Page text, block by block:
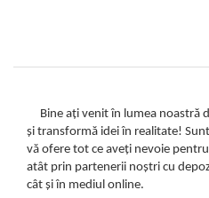
Antifurturi
Scule de mana
Alte scule de mana
Capsatoare si capse pentru
tapiterie
Bine ați venit în lumea noastră
și transformă idei în realitate!
vă ofere tot ce aveți nevoie
atât prin partenerii noștri cu
cât și în mediul online.